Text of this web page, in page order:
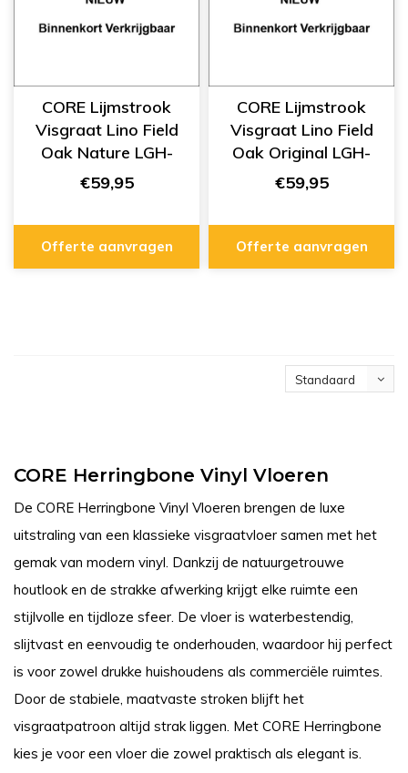
CORE Lijmstrook
Visgraat Lino Field
Oak Nature LGH-
107
€59,95
Offerte aanvragen
CORE Lijmstrook
Visgraat Lino Field
Oak Original LGH-
106
€59,95
Offerte aanvragen
Standaard
CORE Herringbone Vinyl Vloeren
De CORE Herringbone Vinyl Vloeren brengen de luxe
uitstraling van een klassieke visgraatvloer samen met het
gemak van modern vinyl. Dankzij de natuurgetrouwe
houtlook en de strakke afwerking krijgt elke ruimte een
stijlvolle en tijdloze sfeer. De vloer is waterbestendig,
slijtvast en eenvoudig te onderhouden, waardoor hij perfect
is voor zowel drukke huishoudens als commerciële ruimtes.
Door de stabiele, maatvaste stroken blijft het
visgraatpatroon altijd strak liggen. Met CORE Herringbone
kies je voor een vloer die zowel praktisch als elegant is.